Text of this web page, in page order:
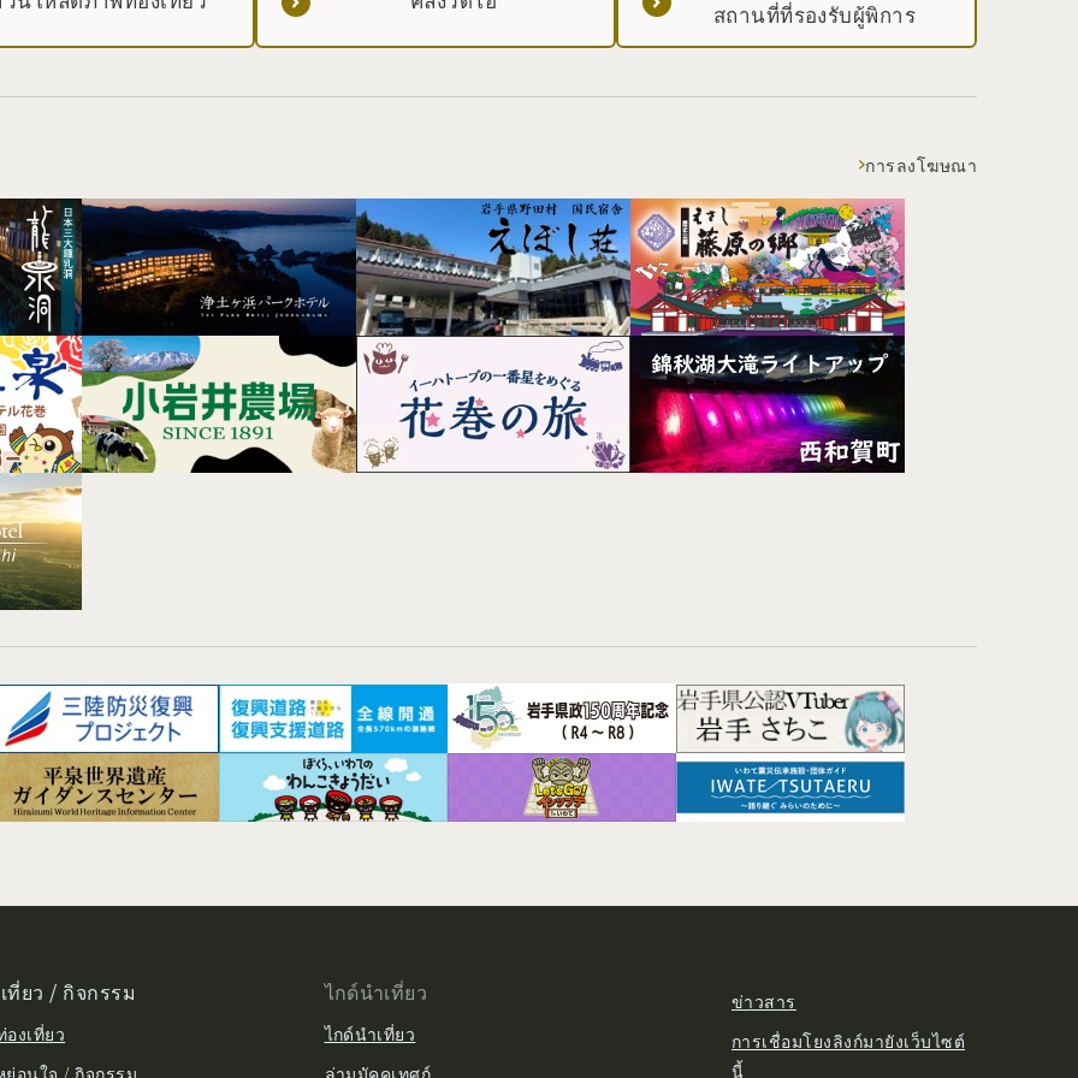
สถานที่ที่รองรับผู้พิการ
การลงโฆษณา
ที่ยว / กิจกรรม
งเที่ยว
อนใจ / กิจกรรม
ไกด์นำเที่ยว
ไกด์นำเที่ยว
ล่ามมัคคุเทศก์
ข่าวสาร
การเชื่อมโยงลิงก์มายังเว็บไซต์
นี้